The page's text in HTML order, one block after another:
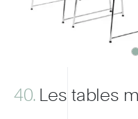
40. Les tables